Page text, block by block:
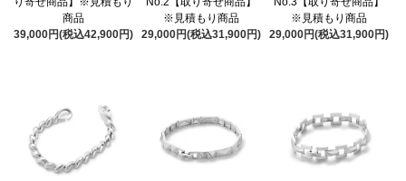
商品
39,000円(税込42,900円)
※見積もり商品
29,000円(税込31,900円)
※見積もり商品
29,000円(税込31,900円)